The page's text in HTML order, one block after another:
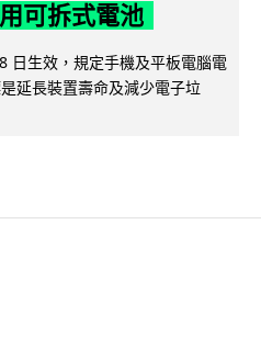
可拆式電池
日生效，規定手機及平板電腦電
延長裝置壽命及減少電子垃